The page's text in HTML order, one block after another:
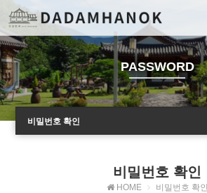
PASSWORD
비밀번호 확인
비밀번호 확인
HOME 비밀번호 확인